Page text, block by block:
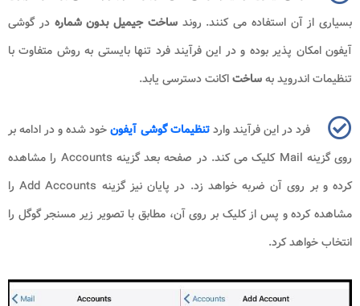
بسیاری از آن استفاده می کنند. روندساخت جیمیل بدون شمارهدر گوشی
آیفون امکان پذیر بوده و در این فرآیند فرد تنها بایستی به روش متفاوت با
تنظیمات اندروید بهساختاکانت دسترسی یابد.
فرد در این فرآیند واردتنظیمات گوشی آیفونخود شده و در ادامه بر
روی گزینه Mail کلیک می کند. در صفحه بعد گزینه Accounts را مشاهده
کرده و بر روی آن ضربه خواهد زد. در پایان نیز گزینه Add Accountsرا
مشاهده کرده و پس از کلیک بر روی آن، مطابق با تصویر زیر مسنجر گوگل را
انتخاب خواهد کرد.